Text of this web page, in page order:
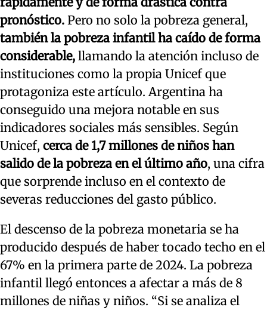
pronóstico. Pero no solo la pobreza general,
también la pobreza infantil ha caído de forma
considerable, llamando la atención incluso de
instituciones como la propia Unicef que
protagoniza este artículo. Argentina ha
conseguido una mejora notable en sus
indicadores sociales más sensibles. Según
Unicef, cerca de 1,7 millones de niños han
salido de la pobreza en el último año, una cifra
que sorprende incluso en el contexto de
severas reducciones del gasto público.
El descenso de la pobreza monetaria se ha
producido después de haber tocado techo en el
67% en la primera parte de 2024. La pobreza
infantil llegó entonces a afectar a más de 8
millones de niñas y niños. “Si se analiza el